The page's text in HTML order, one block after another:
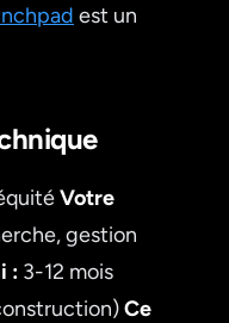
est un
Votre
gestion
: 3-12 mois
Ce